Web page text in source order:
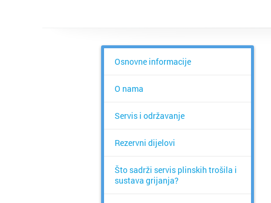
Osnovne informacije
O nama
Servis i održavanje
Rezervni dijelovi
Što sadrži servis plinskih trošila i
sustava grijanja?